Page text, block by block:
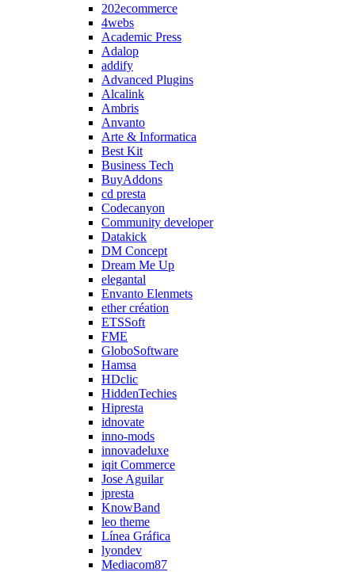
202ecommerce
4webs
Academic Press
Adalop
addify
Advanced Plugins
Alcalink
Ambris
Anvanto
Arte & Informatica
Best Kit
Business Tech
BuyAddons
cd presta
Codecanyon
Community developer
Datakick
DM Concept
Dream Me Up
elegantal
Envanto Elenmets
ether création
ETSSoft
FME
GloboSoftware
Hamsa
HDclic
HiddenTechies
Hipresta
idnovate
inno-mods
innovadeluxe
iqit Commerce
Jose Aguilar
jpresta
KnowBand
leo theme
Línea Gráfica
lyondev
Mediacom87